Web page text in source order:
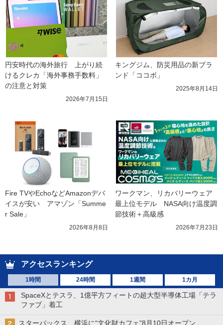
円安時代の海外旅行　上がり続
けるクレカ「海外事務手数料」
の注意と対策
2026年7月15日
キングジム、防災用品の新ブラ
ンド「ココボ」
2025年8月14日
Fire TVやEchoなどAmazonデバ
イスが安い　アマゾン「Summe
r Sale」
2026年8月8日
ワークマン、リカバリーウェア
最上位モデル　NASA向け温度調
節技術＋高級感
2026年7月23日
アクセスランキング
1時間 24時間 1週間 1カ月
SpaceXとテスラ、1億平方フィートの超大型半導体工場「テラ
ファブ」着工
スターバックス、横浜に“文化財カフェ”8月10日オープン